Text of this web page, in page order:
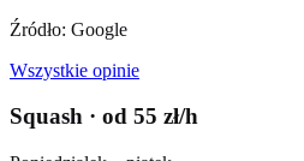
Źródło: Google
Wszystkie opinie
Squash · od 55 zł/h